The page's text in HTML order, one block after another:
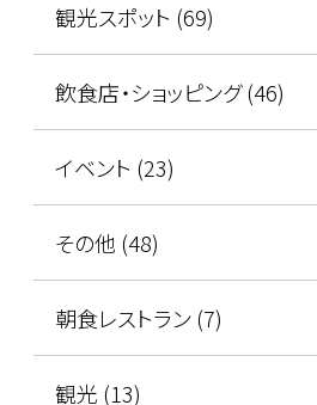
観光スポット (69)
飲食店・ショッピング (46)
イベント (23)
その他 (48)
朝食レストラン (7)
観光 (13)